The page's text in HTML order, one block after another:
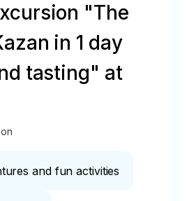
"The
in 1 day
tasting" at
and fun activities